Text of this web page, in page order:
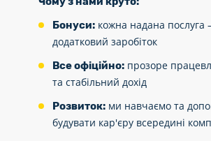
Бонуси: кожна надана
додатковий заробіток
Все офіційно: прозоре
та стабільний дохід
Розвиток: ми навчаємо та
будувати кар'єру всередині